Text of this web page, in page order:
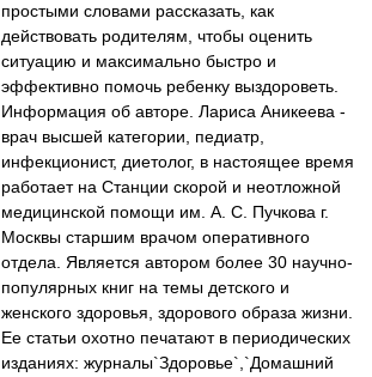
простыми словами рассказать, как
действовать родителям, чтобы оценить
ситуацию и максимально быстро и
эффективно помочь ребенку выздороветь.
Информация об авторе. Лариса Аникеева -
врач высшей категории, педиатр,
инфекционист, диетолог, в настоящее время
работает на Станции скорой и неотложной
медицинской помощи им. А. С. Пучкова г.
Москвы старшим врачом оперативного
отдела. Является автором более 30 научно-
популярных книг на темы детского и
женского здоровья, здорового образа жизни.
Ее статьи охотно печатают в периодических
изданиях: журналы`Здоровье`,`Домашний